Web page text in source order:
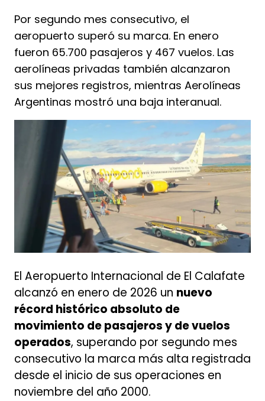
Por segundo mes consecutivo, el
aeropuerto superó su marca. En enero
fueron 65.700 pasajeros y 467 vuelos. Las
aerolíneas privadas también alcanzaron
sus mejores registros, mientras Aerolíneas
Argentinas mostró una baja interanual.
El Aeropuerto Internacional de El Calafate
alcanzó en enero de 2026 un nuevo
récord histórico absoluto de
movimiento de pasajeros y de vuelos
operados, superando por segundo mes
consecutivo la marca más alta registrada
desde el inicio de sus operaciones en
noviembre del año 2000.